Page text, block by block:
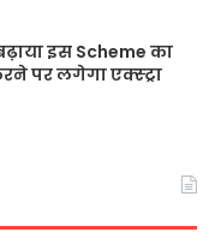
इस Scheme का
पर लगेगा एक्स्ट्रा